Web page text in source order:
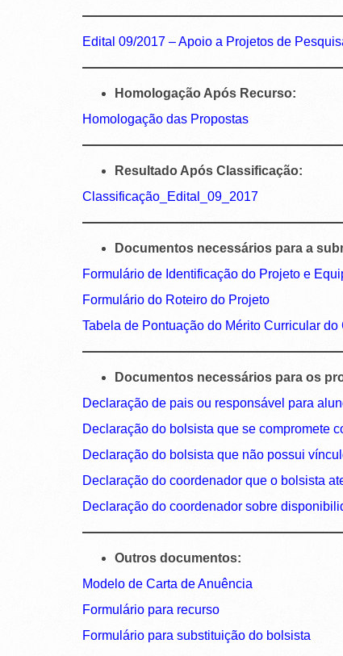
Edital 09/2017 – Apoio a Projetos de
Homologação Após Recurso:
Homologação das Propostas
Resultado Após Classificação:
Classificação_Edital_09_2017
Documentos necessários para a
Formulário de Identificação do Projeto e
Formulário do Roteiro do Projeto
Tabela de Pontuação do Mérito Curricular do
Documentos necessários para os
Declaração de pais ou responsável para
Declaração do bolsista que se compromete
Declaração do bolsista que não possui
Declaração do coordenador que o bolsista
Declaração do coordenador sobre
Outros documentos:
Modelo de Carta de Anuência
Formulário para recurso
Formulário para substituição do bolsista